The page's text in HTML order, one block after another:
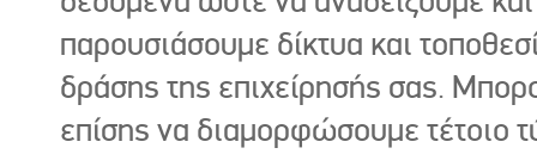
παρουσιάσουμε δίκτυα και
δράσης της επιχείρησής σας.
επίσης να διαμορφώσουμε τέτοιο